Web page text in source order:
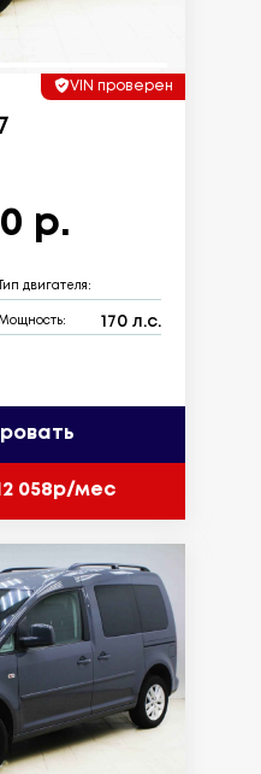
VIN проверен
р.
Тип двигателя:
170 л.с.
058р/мес